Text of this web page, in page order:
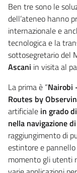
Ben tre sono le
dell’ateneo hanno
internazionale e
tecnologica e la
sottosegretario del
Ascani in visita al
La prima è “Nairobi
Routes by
artificiale in grado
nella navigazione
raggiungimento di
estintore e
momento gli utenti